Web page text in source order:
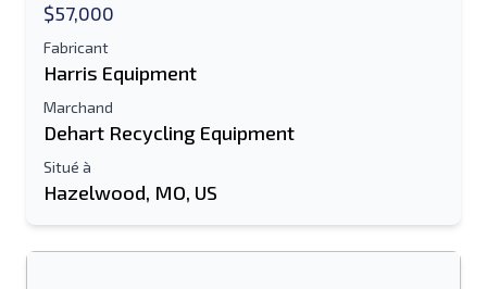
Mobile
Envoyer
$57,000
Fabricant
Harris Equipment
Marchand
Dehart Recycling Equipment
Situé à
Hazelwood, MO, US
Ton nom complet
Information additionnelle